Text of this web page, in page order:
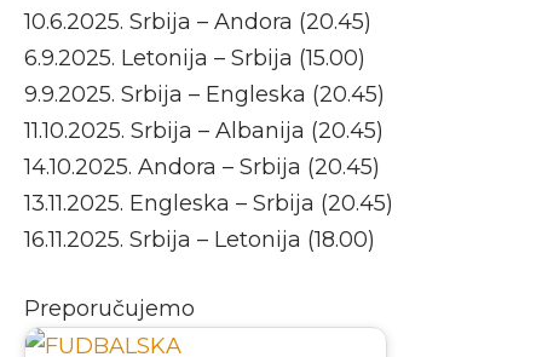
10.6.2025. Srbija – Andora (20.45)
6.9.2025. Letonija – Srbija (15.00)
9.9.2025. Srbija – Engleska (20.45)
11.10.2025. Srbija – Albanija (20.45)
14.10.2025. Andora – Srbija (20.45)
13.11.2025. Engleska – Srbija (20.45)
16.11.2025. Srbija – Letonija (18.00)
Preporučujemo